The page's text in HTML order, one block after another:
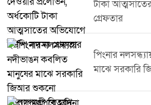
জনসচেতনতা বৃদ্ধির মাধ্যমে টাঙ্গাইলকে একটি
করা সম্ভব বলে তিনি আশাবাদ ব্যক্ত করেন।এ
পরিবেশগত ভারসাম্য রক্ষায় নিয়মিত পরিচ্ছন্নতা
করেন এবং এ ধরনের উদ্যোগে সবাইকে সম্পৃক্ত
জেলা প্রশাসনের ঊর্ধ্বতন কর্মকর্তা বিভিন্ন
সংগঠনের সদস্যসহ বিভিন্ন শ্রেণি-পেশার মানুষ
টাকা
গ্রেফতার
পিংনার
মাঝে সরকারি